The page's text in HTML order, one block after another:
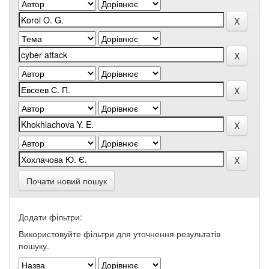
Почати новий пошук
Додати фільтри:
Використовуйте фільтри для уточнення результатів
пошуку.